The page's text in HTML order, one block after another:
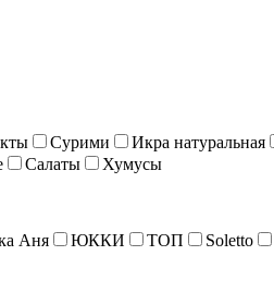
Сурими Икра натуральная
Салаты
Хумусы
Аня ЮККИ ТОП Soletto